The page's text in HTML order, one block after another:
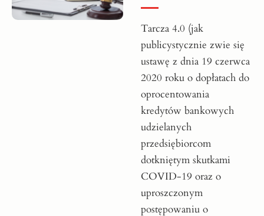
Tarcza 4.0 (jak
publicystycznie zwie się
ustawę z dnia 19 czerwca
2020 roku o dopłatach do
oprocentowania
kredytów bankowych
udzielanych
przedsiębiorcom
dotkniętym skutkami
COVID-19 oraz o
uproszczonym
postępowaniu o